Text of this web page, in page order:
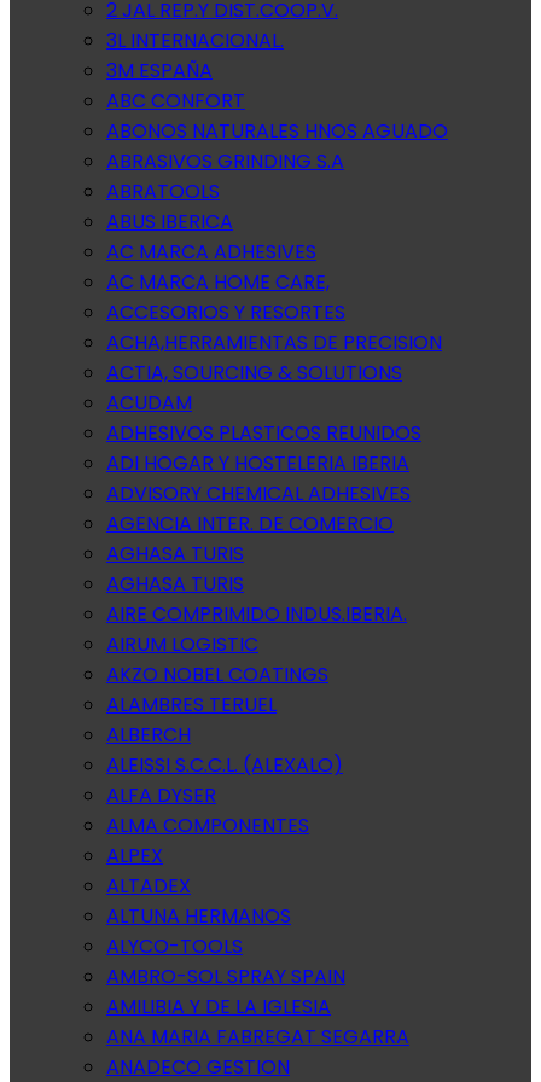
2 JAL REP.Y DIST.COOP.V.
3L INTERNACIONAL.
3M ESPAÑA
ABC CONFORT
ABONOS NATURALES HNOS AGUADO
ABRASIVOS GRINDING S.A
ABRATOOLS
ABUS IBERICA
AC MARCA ADHESIVES
AC MARCA HOME CARE,
ACCESORIOS Y RESORTES
ACHA,HERRAMIENTAS DE PRECISION
ACTIA, SOURCING & SOLUTIONS
ACUDAM
ADHESIVOS PLASTICOS REUNIDOS
ADI HOGAR Y HOSTELERIA IBERIA
ADVISORY CHEMICAL ADHESIVES
AGENCIA INTER. DE COMERCIO
AGHASA TURIS
AGHASA TURIS
AIRE COMPRIMIDO INDUS.IBERIA.
AIRUM LOGISTIC
AKZO NOBEL COATINGS
ALAMBRES TERUEL
ALBERCH
ALEISSI S.C.C.L. (ALEXALO)
ALFA DYSER
ALMA COMPONENTES
ALPEX
ALTADEX
ALTUNA HERMANOS
ALYCO-TOOLS
AMBRO-SOL SPRAY SPAIN
AMILIBIA Y DE LA IGLESIA
ANA MARIA FABREGAT SEGARRA
ANADECO GESTION